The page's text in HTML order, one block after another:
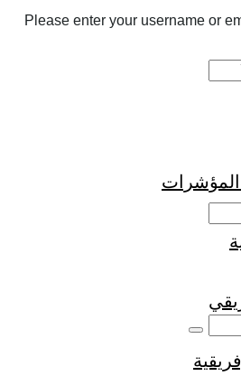
المؤشرات
Please enter your username or